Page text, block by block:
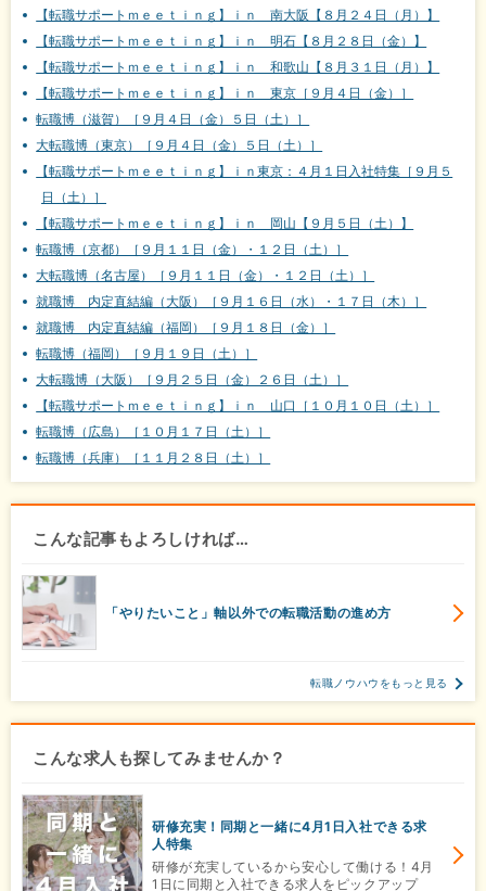
【転職サポートｍｅｅｔｉｎｇ】ｉｎ 南大阪【８月２４日（月）】
【転職サポートｍｅｅｔｉｎｇ】ｉｎ 明石【８月２８日（金）】
【転職サポートｍｅｅｔｉｎｇ】ｉｎ 和歌山【８月３１日（月）】
【転職サポートｍｅｅｔｉｎｇ】ｉｎ 東京［９月４日（金）］
転職博（滋賀）［９月４日（金）５日（土）］
大転職博（東京）［９月４日（金）５日（土）］
【転職サポートｍｅｅｔｉｎｇ】ｉｎ東京：４月１日入社特集［９月５
日（土）］
【転職サポートｍｅｅｔｉｎｇ】ｉｎ 岡山【９月５日（土）】
転職博（京都）［９月１１日（金）・１２日（土）］
大転職博（名古屋）［９月１１日（金）・１２日（土）］
就職博 内定直結編（大阪）［９月１６日（水）・１７日（木）］
就職博 内定直結編（福岡）［９月１８日（金）］
転職博（福岡）［９月１９日（土）］
大転職博（大阪）［９月２５日（金）２６日（土）］
【転職サポートｍｅｅｔｉｎｇ】ｉｎ 山口［１０月１０日（土）］
転職博（広島）［１０月１７日（土）］
転職博（兵庫）［１１月２８日（土）］
こんな記事もよろしければ…
「やりたいこと」軸以外での転職活動の進め方
転職ノウハウをもっと見る
こんな求人も探してみませんか？
研修充実！同期と一緒に4月1日入社できる求
人特集
研修が充実しているから安心して働ける！4月
1日に同期と入社できる求人をピックアップ